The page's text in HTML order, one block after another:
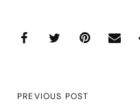
PREVIOUS POST